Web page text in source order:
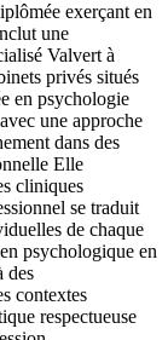
exerçant en
une
Valvert à
privés situés
en psychologie
une approche
dans des
Elle
cliniques
se traduit
de chaque
psychologique en
des
contextes
respectueuse